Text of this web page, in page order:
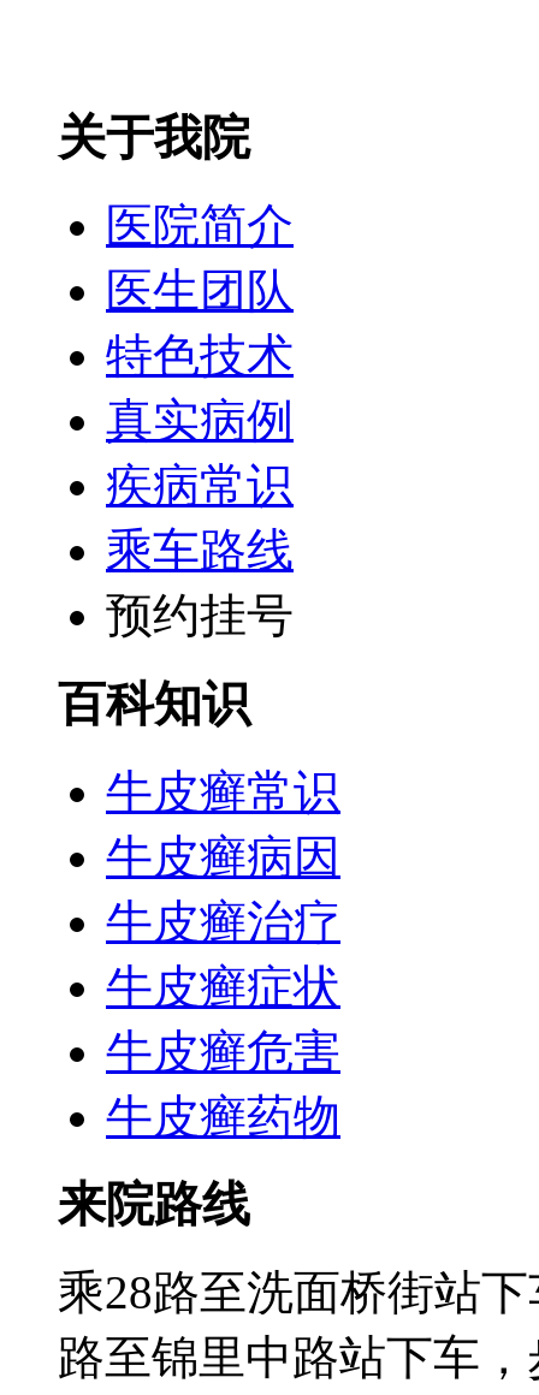
关于我院
医院简介
医生团队
特色技术
真实病例
疾病常识
乘车路线
预约挂号
百科知识
牛皮癣常识
牛皮癣病因
牛皮癣治疗
牛皮癣症状
牛皮癣危害
牛皮癣药物
来院路线
乘28路至洗面桥街站
路至锦里中路站下车